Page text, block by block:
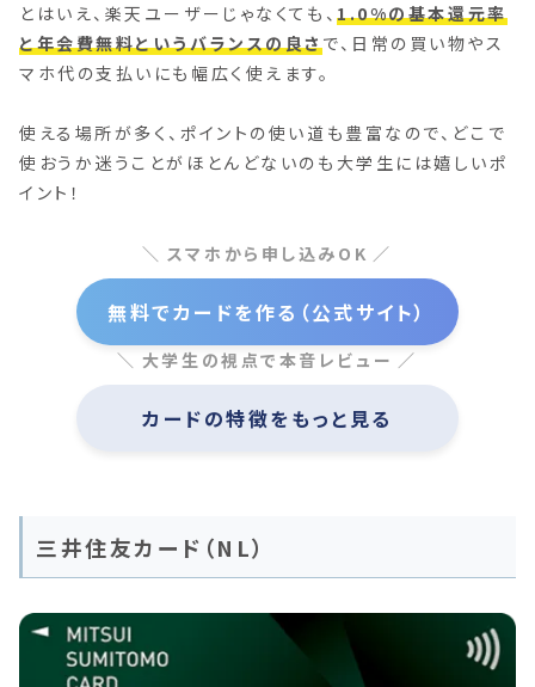
とはいえ、楽天ユーザーじゃなくても、1.0%の基本還元率
と年会費無料というバランスの良さで、日常の買い物やス
マホ代の支払いにも幅広く使えます。
使える場所が多く、ポイントの使い道も豊富なので、どこで
使おうか迷うことがほとんどないのも大学生には嬉しいポ
イント！
スマホから申し込みOK
無料でカードを作る（公式サイト）
大学生の視点で本音レビュー
カードの特徴をもっと見る
三井住友カード（NL）